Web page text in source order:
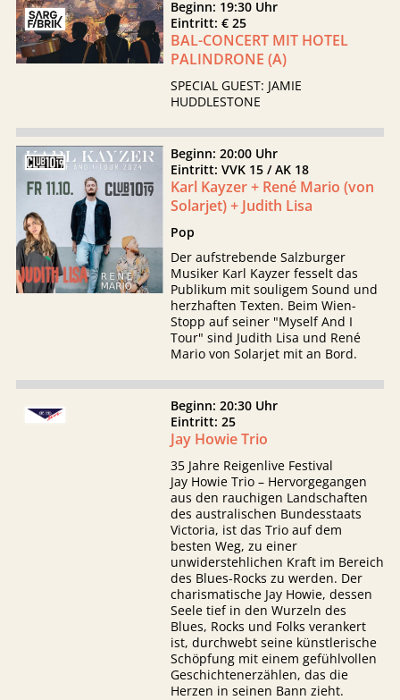
Beginn: 19:30 Uhr
Eintritt: € 25
BAL-CONCERT MIT HOTEL
PALINDRONE (A)
SPECIAL GUEST: JAMIE
HUDDLESTONE
Beginn: 20:00 Uhr
Eintritt: VVK 15 / AK 18
Karl Kayzer + René Mario (von
Solarjet) + Judith Lisa
Pop
Der aufstrebende Salzburger
Musiker Karl Kayzer fesselt das
Publikum mit souligem Sound und
herzhaften Texten. Beim Wien-
Stopp auf seiner "Myself And I
Tour" sind Judith Lisa und René
Mario von Solarjet mit an Bord.
Beginn: 20:30 Uhr
Eintritt: 25
Jay Howie Trio
35 Jahre Reigenlive Festival
Jay Howie Trio – Hervorgegangen
aus den rauchigen Landschaften
des australischen Bundesstaats
Victoria, ist das Trio auf dem
besten Weg, zu einer
unwiderstehlichen Kraft im Bereich
des Blues-Rocks zu werden. Der
charismatische Jay Howie, dessen
Seele tief in den Wurzeln des
Blues, Rocks und Folks verankert
ist, durchwebt seine künstlerische
Schöpfung mit einem gefühlvollen
Geschichtenerzählen, das die
Herzen in seinen Bann zieht.